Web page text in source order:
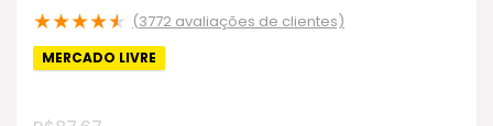
★★★★★ (3772 avaliações de clientes)
MERCADO LIVRE